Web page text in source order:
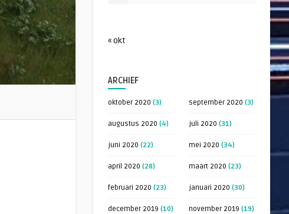
« okt
ARCHIEF
oktober 2020 (3) september 2020 (3)
augustus 2020 (4) juli 2020 (31)
juni 2020 (22) mei 2020 (34)
april 2020 (28) maart 2020 (23)
februari 2020 (23) januari 2020 (30)
december 2019 (10) november 2019 (19)